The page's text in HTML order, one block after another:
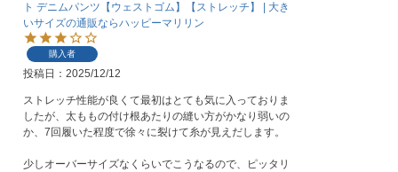
ト デニムパンツ【ウェストゴム】【ストレッチ】 | 大き
いサイズの通販ならハッピーマリリン
購入者
投稿日 2025/12/12
ストレッチ性能が良くて最初はとても気に入っておりま
したが、太ももの付け根あたりの縫い方がかなり弱いの
か、7回履いた程度で徐々に裂けて糸が見えだします。
少しオーバーサイズなくらいでこうなるので、ピッタリ